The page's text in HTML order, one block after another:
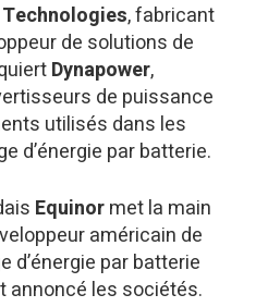
, fabricant
de solutions de
Dynapower,
de puissance
utilisés dans les
d’énergie par batterie.
Equinormet la main
américain de
d’énergie par batterie
annoncé les sociétés.